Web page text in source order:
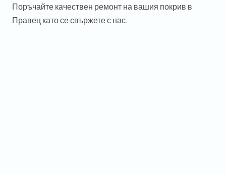
Поръчайте качествен ремонт на вашия покрив в
Правец като се свържете с нас.